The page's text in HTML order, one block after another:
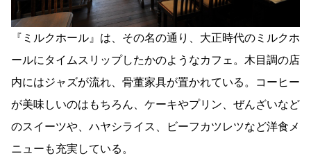
『ミルクホール』は、その名の通り、大正時代のミルクホ
ールにタイムスリップしたかのようなカフェ。木目調の店
内にはジャズが流れ、骨董家具が置かれている。コーヒー
が美味しいのはもちろん、ケーキやプリン、ぜんざいなど
のスイーツや、ハヤシライス、ビーフカツレツなど洋食メ
ニューも充実している。